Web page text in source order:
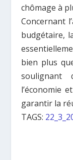
chômage à
Concernant
budgétaire,
bien plus
soulignant
l’économie
garantir la
TAGS: